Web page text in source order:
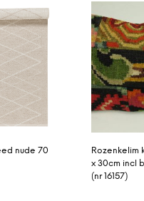
nude 70
Rozenkelim
x 30cm incl
(nr 16157)